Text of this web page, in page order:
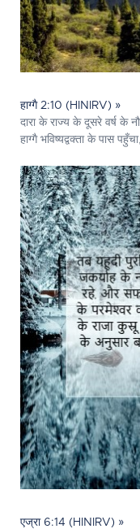
हाग्गै 2:10 (HINIRV) »
दारा के राज्य के दूसरे वर्ष के
हाग्गै भविष्यद्वक्ता के पास पहुँचा,
एज्रा 6:14 (HINIRV) »